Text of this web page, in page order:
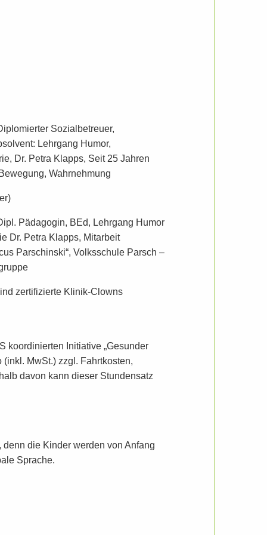
Sozialbetreuer,
Lehrgang Humor,
Dr. Petra Klapps, Seit 25 Jahren
Wahrnehmung
Pädagogin, BEd, Lehrgang Humor
Dr. Petra Klapps, Mitarbeit
Parschinski“, Volksschule Parsch –
zertifizierte Klinik-Clowns
koordinierten Initiative „Gesunder
MwSt.) zzgl. Fahrtkosten,
davon kann dieser Stundensatz
die Kinder werden von Anfang
Sprache.